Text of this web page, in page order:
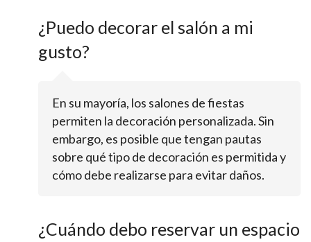
¿Puedo decorar el salón a mi
gusto?
En su mayoría, los salones de fiestas
permiten la decoración personalizada. Sin
embargo, es posible que tengan pautas
sobre qué tipo de decoración es permitida y
cómo debe realizarse para evitar daños.
¿Cuándo debo reservar un espacio